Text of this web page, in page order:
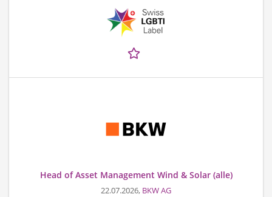
Head of Asset Management Wind & Solar (alle)
22.07.2026, BKW AG